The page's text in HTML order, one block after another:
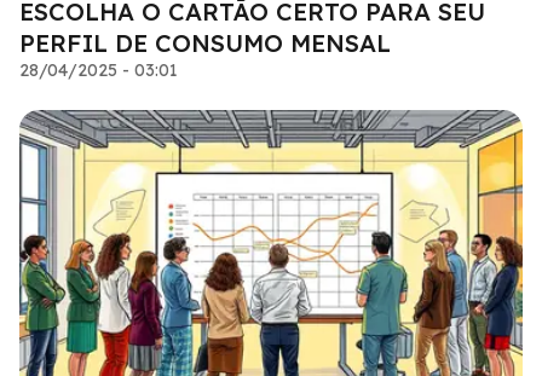
ESCOLHA O CARTÃO CERTO PARA SEU
PERFIL DE CONSUMO MENSAL
28/04/2025 - 03:01